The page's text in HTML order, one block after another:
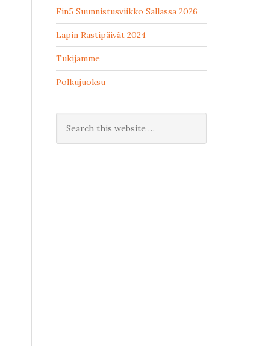
Fin5 Suunnistusviikko Sallassa 2026
Lapin Rastipäivät 2024
Tukijamme
Polkujuoksu